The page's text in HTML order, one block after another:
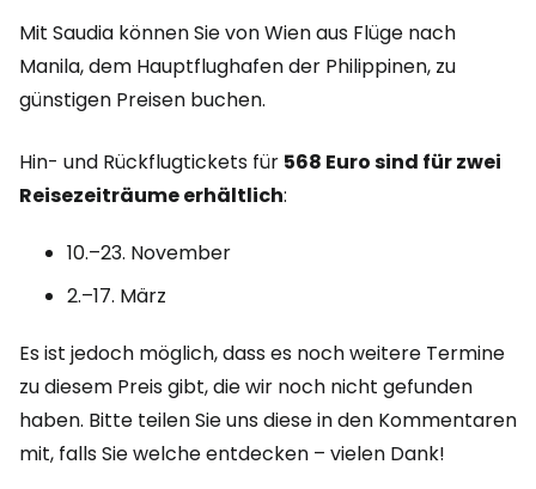
Mit Saudia können Sie von Wien aus Flüge nach
Manila, dem Hauptflughafen der Philippinen, zu
günstigen Preisen buchen.
Hin- und Rückflugtickets für 568 Euro sind für zwei
Reisezeiträume erhältlich:
10.–23. November
2.–17. März
Es ist jedoch möglich, dass es noch weitere Termine
zu diesem Preis gibt, die wir noch nicht gefunden
haben. Bitte teilen Sie uns diese in den Kommentaren
mit, falls Sie welche entdecken – vielen Dank!